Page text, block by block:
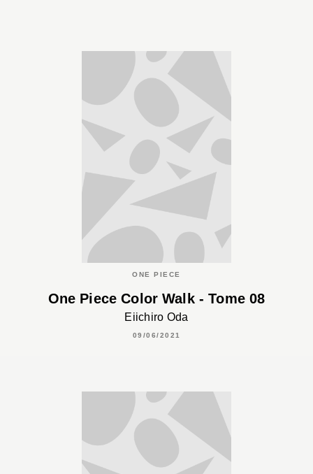
ONE PIECE
One Piece Color Walk - Tome 08
Eiichiro Oda
09/06/2021